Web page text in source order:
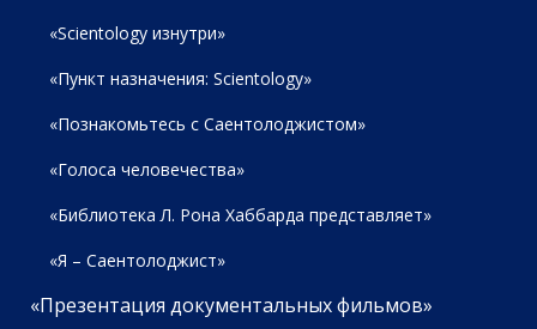
«Scientology изнутри»
«Пункт назначения: Scientology»
«Познакомьтесь с Саентолоджистом»
«Голоса человечества»
«Библиотека Л. Рона Хаббарда представляет»
«Я – Саентолоджист»
«Презентация документальных фильмов»